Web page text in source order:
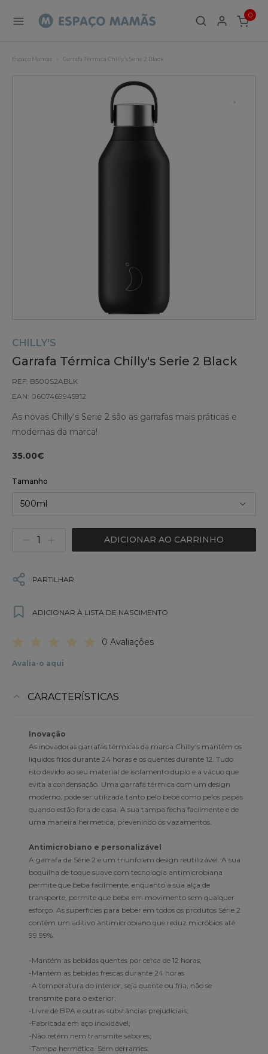
0
ITEMS
Espaço Mamãs Garrafa Térmica Chilly's Serie 2 Black
CHILLY'S
Garrafa Térmica Chilly's Serie 2 Black
REF: B500S2ABLK
EAN: 0607469945912
As novas Chilly's Serie 2 são as garrafas mais práticas e
modernas da marca!
35.00€
Tamanho
500ml
ADICIONAR AO CARRINHO
PARTILHAR
ADICIONAR À LISTA DE NASCIMENTO
0 Avaliações
Avalia-o aqui
CARACTERÍSTICAS
Inovação
As inovadoras garrafas térmicas da marca Chilly's mantêm os
líquidos frios durante 24 horas e os quentes durante 12. Tudo
isto devido ao seu material de isolamento duplo e a vácuo que
evita a condensação. Uma garrafa térmica com um design
moderno, pode ser utilizada tanto pelo bebé como pelos papás
quando estão fora de casa. A sua tampa fecha facilmente e de
uma maneira hermética, prevenindo os vazamentos.
Antimicrobiano e personalizável
A garrafa da Série 2 é um triunfo em design reutilizável. A sua
boquilha de toque suave com tecnologia antimicrobiana
permite que beba facilmente, enquanto a sua alça de
transporte, permite que beba em movimento sem qualquer
esforço. As superfícies para beber em todos os produtos Série 2
contêm um aditivo antimicrobiano que reduz micróbios até
99,99%.
-Mantém as bebidas quentes por cerca de 12 horas;
-Mantém as bebidas frescas durante 24 horas
-A temperatura do interior, seja quente ou fria, não se
transmite para o exterior;
-Livre de BPA e outras substâncias prejudiciais;
-Fabricada em aço inoxidável;
-Não retém nem transmite sabores;
-Tampa hermética. Sem derrames;